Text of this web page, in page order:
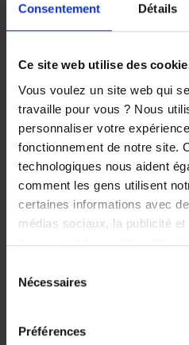
Consentement Détails
Ce site web utilise des
Vous voulez un site web qui
travaille pour vous ? Nous
personnaliser votre
fonctionnement de notre site.
technologiques nous aident
comment les gens utilisent
certaines informations avec
médias sociaux, la publicité
dans le but de rendre votre
Nécessaires
Préférences
Replica
team
mois
24
mois
6
mois
3
mois